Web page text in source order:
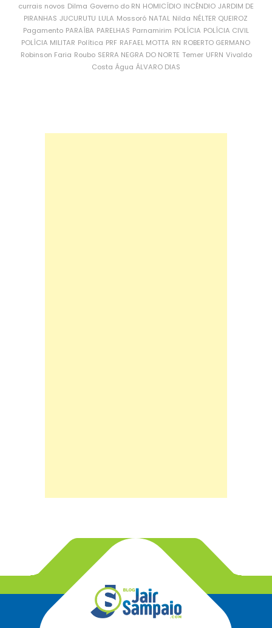
currais novos Dilma Governo do RN HOMICÍDIO INCÊNDIO JARDIM DE
PIRANHAS JUCURUTU LULA Mossoró NATAL Nilda NÉLTER QUEIROZ
Pagamento PARAÍBA PARELHAS Parnamirim POLÍCIA POLÍCIA CIVIL
POLÍCIA MILITAR Política PRF RAFAEL MOTTA RN ROBERTO GERMANO
Robinson Faria Roubo SERRA NEGRA DO NORTE Temer UFRN Vivaldo
Costa Água ÁLVARO DIAS